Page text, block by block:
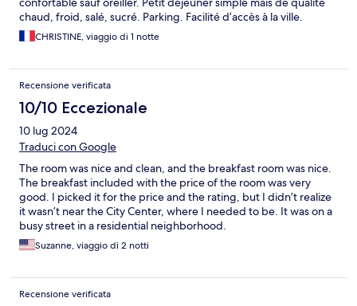
chaud, froid, salé, sucré. Parking. Facilité d’accès à la ville.
CHRISTINE, viaggio di 1 notte
Recensione verificata
10/10 Eccezionale
10 lug 2024
Traduci con Google
The room was nice and clean, and the breakfast room was nice.
The breakfast included with the price of the room was very
good. I picked it for the price and the rating, but I didn’t realize
it wasn’t near the City Center, where I needed to be. It was on a
busy street in a residential neighborhood.
Suzanne, viaggio di 2 notti
Recensione verificata